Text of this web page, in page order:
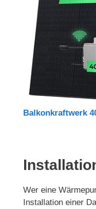
Balkonkraftwerk
Wer eine
Installation einer